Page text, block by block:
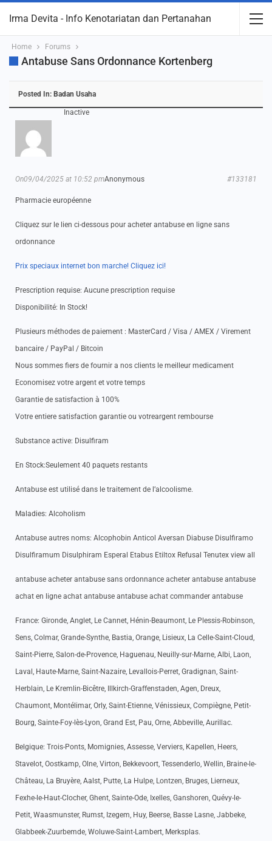
Irma Devita - Info Kenotariatan dan Pertanahan
Home Forums
Antabuse Sans Ordonnance Kortenberg
Posted In: Badan Usaha
Inactive
Anonymous
On09/04/2025 at 10:52 pm #133181
Pharmacie européenne
Cliquez sur le lien ci-dessous pour acheter antabuse en ligne sans
ordonnance
Prix speciaux internet bon marche! Cliquez ici!
Prescription requise: Aucune prescription requise
Disponibilité: In Stock!
Plusieurs méthodes de paiement : MasterCard / Visa / AMEX / Virement
bancaire / PayPal / Bitcoin
Nous sommes fiers de fournir a nos clients le meilleur medicament
Economisez votre argent et votre temps
Garantie de satisfaction à 100%
Votre entiere satisfaction garantie ou votreargent rembourse
Substance active: Disulfiram
En Stock:Seulement 40 paquets restants
Antabuse est utilisé dans le traitement de l’alcoolisme.
Maladies: Alcoholism
Antabuse autres noms: Alcophobin Anticol Aversan Diabuse Disulfiramo
Disulfiramum Disulphiram Esperal Etabus Etiltox Refusal Tenutex view all
antabuse acheter antabuse sans ordonnance acheter antabuse antabuse
achat en ligne achat antabuse antabuse achat commander antabuse
France: Gironde, Anglet, Le Cannet, Hénin-Beaumont, Le Plessis-Robinson,
Sens, Colmar, Grande-Synthe, Bastia, Orange, Lisieux, La Celle-Saint-Cloud,
Saint-Pierre, Salon-de-Provence, Haguenau, Neuilly-sur-Marne, Albi, Laon,
Laval, Haute-Marne, Saint-Nazaire, Levallois-Perret, Gradignan, Saint-
Herblain, Le Kremlin-Bicêtre, Illkirch-Graffenstaden, Agen, Dreux,
Chaumont, Montélimar, Orly, Saint-Etienne, Vénissieux, Compiègne, Petit-
Bourg, Sainte-Foy-lès-Lyon, Grand Est, Pau, Orne, Abbeville, Aurillac.
Belgique: Trois-Ponts, Momignies, Assesse, Verviers, Kapellen, Heers,
Stavelot, Oostkamp, Olne, Virton, Bekkevoort, Tessenderlo, Wellin, Braine-le-
Château, La Bruyère, Aalst, Putte, La Hulpe, Lontzen, Bruges, Lierneux,
Fexhe-le-Haut-Clocher, Ghent, Sainte-Ode, Ixelles, Ganshoren, Quévy-le-
Petit, Waasmunster, Rumst, Izegem, Huy, Beerse, Basse Lasne, Jabbeke,
Glabbeek-Zuurbemde, Woluwe-Saint-Lambert, Merksplas.